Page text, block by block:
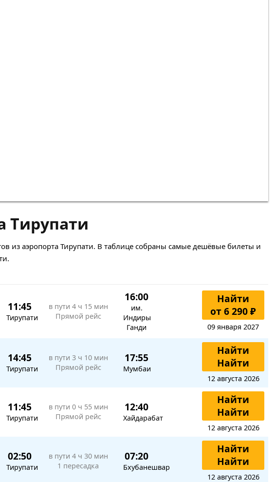
Тирупати
из аэропорта Тирупати. В таблице собраны самые дешёвые билеты и
11:45
Тирупати
в пути 4 ч 15 мин
Прямой рейс
16:00
им.
Индиры
Ганди
Найти
от 6 290 ₽
09 января 2027
14:45
Тирупати
в пути 3 ч 10 мин
Прямой рейс
17:55
Мумбаи
Найти
Найти
12 августа 2026
11:45
Тирупати
в пути 0 ч 55 мин
Прямой рейс
12:40
Хайдарабат
Найти
Найти
12 августа 2026
02:50
Тирупати
в пути 4 ч 30 мин
1 пересадка
07:20
Бхубанешвар
Найти
Найти
12 августа 2026